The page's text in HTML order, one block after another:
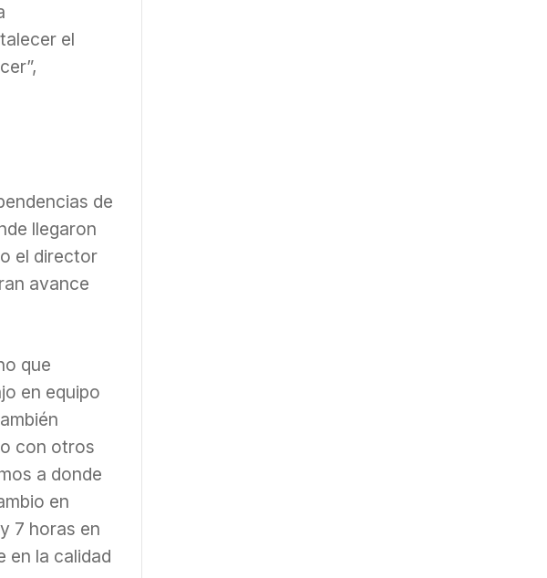
el
de
llegaron
el director
avance
que
en equipo
con otros
a donde
en
7 horas en
en la calidad